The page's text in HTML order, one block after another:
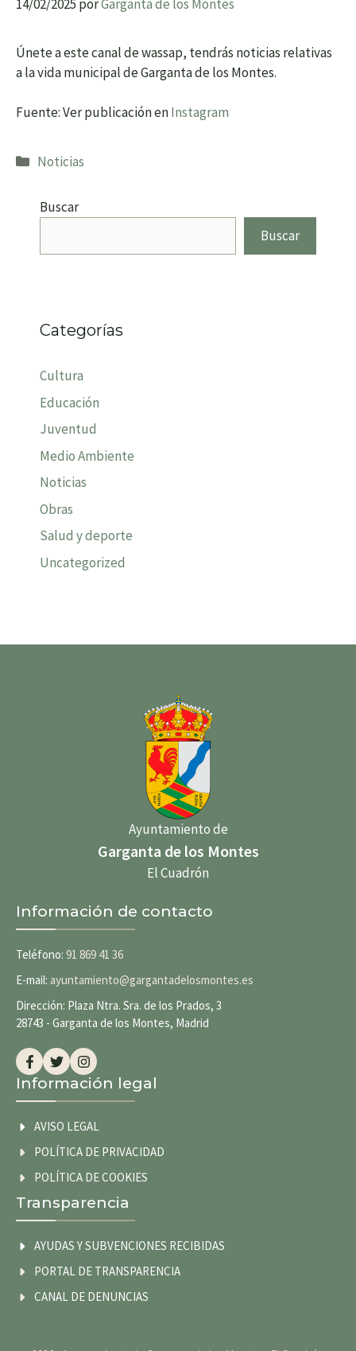
14/02/2025 porGarganta de los Montes
Únete a este canal de wassap, tendrás noticias relativas
a la vida municipal de Garganta de los Montes.
Fuente: Ver publicación enInstagram
Categorías
Noticias
Buscar
Buscar
Categorías
Cultura
Educación
Juventud
Medio Ambiente
Noticias
Obras
Salud y deporte
Uncategorized
Ayuntamiento de
Garganta de los Montes
El Cuadrón
Información de contacto
Teléfono: 91 869 41 36
E-mail: ayuntamiento@gargantadelosmontes.es
Dirección: Plaza Ntra. Sra. de los Prados, 3
28743 - Garganta de los Montes, Madrid
Información legal
AVISO LEGAL
POLÍTICA DE PRIVACIDAD
POLÍTICA DE COOKIES
Transparencia
AYUDAS Y SUBVENCIONES RECIBIDAS
PORTAL DE TRANSPARENCIA
CANAL DE DENUNCIAS